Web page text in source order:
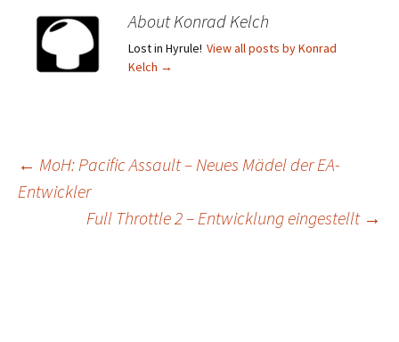
About Konrad Kelch
Lost in Hyrule! View all posts by Konrad
Kelch →
Post
navigation
← MoH: Pacific Assault – Neues Mädel der EA-
Entwickler
Full Throttle 2 – Entwicklung eingestellt →